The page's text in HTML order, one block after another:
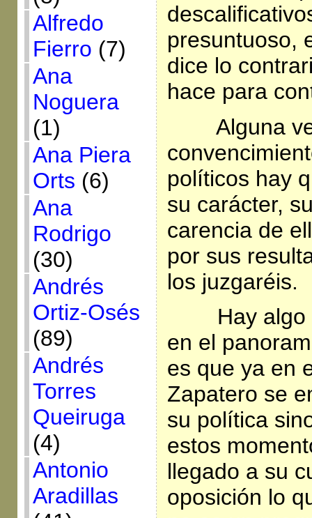
Alfredo
Fierro (7)
Ana
Noguera
(1)
Ana Piera
Orts (6)
Ana
Rodrigo
(30)
Andrés
Ortiz-Osés
(89)
Andrés
Torres
Queiruga
(4)
Antonio
Aradillas
presuntuoso,
dice lo
hace para
Alguna
políticos hay
su carácter,
carencia de
por sus
los juzgaréis.
Hay
en el
es que ya en
Zapatero se
su política
estos
llegado a su
oposición lo